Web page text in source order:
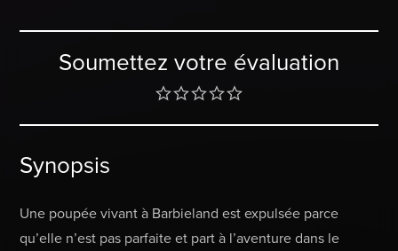
Soumettez votre évaluation
Synopsis
Une poupée vivant à Barbieland est expulsée parce
qu’elle n’est pas parfaite et part à l’aventure dans le